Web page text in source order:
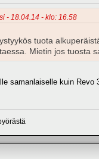
- 18.04.14 - klo: 16.58
tuota
Mietin jos tuosta
samanlaiselle kuin